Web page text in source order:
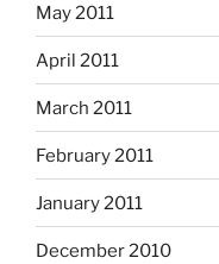
May 2011
April 2011
March 2011
February 2011
January 2011
December 2010